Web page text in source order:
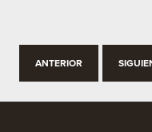
ANTERIOR